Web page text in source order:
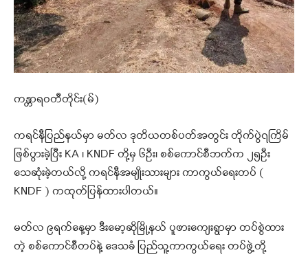
ကန္တာရဝတီတိုင်း(မ်)
ကရင်နီပြည်နယ်မှာ မတ်လ ဒုတိယတစ်ပတ်အတွင်း တိုက်ပွဲ၇ကြိမ်
ဖြစ်ပွားခဲ့ပြီး KA ၊ KNDF တို့မှ ၆ဦး၊ စစ်ကောင်စီဘက်က ၂၅ဦး
သေဆုံးခဲ့တယ်လို့ ကရင်နီအမျိုးသားများ ကာကွယ်ရေးတပ် (
KNDF ) ကထုတ်ပြန်ထားပါတယ်။
မတ်လ ၉ရက်နေ့မှာ ဒီးမော့ဆိုမြို့နယ် ပူဖားကျေးရွာမှာ တပ်စွဲထား
တဲ့ စစ်ကောင်စီတပ်နဲ့ ဒေသခံ ပြည်သူ့ကာကွယ်ရေး တပ်ဖွဲ့တို့